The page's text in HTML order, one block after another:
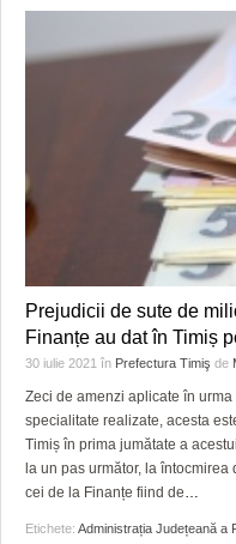
Prejudicii de sute de
Finanțe au dat în Timiș
30 iulie 2021 în Prefectura Timiş de
Zeci de amenzi aplicate în
specialitate realizate, acesta
Timiș în prima jumătate a
la un pas următor, la
cei de la Finanțe fiind de…
Etichete: Administrația Județeană a